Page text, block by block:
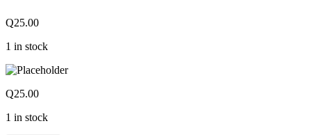
Q25.00
1 in stock
Q25.00
1 in stock